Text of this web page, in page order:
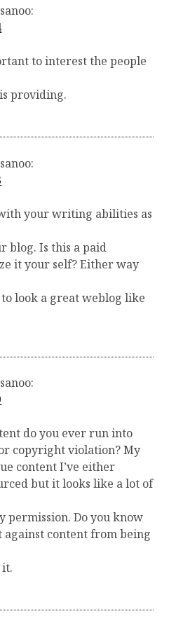
sanoo:
to interest the people
providing.
sanoo:
your writing abilities as
blog. Is this a paid
it your self? Either way
look a great weblog like
sanoo:
do you ever run into
copyright violation? My
content I’ve either
but it looks like a lot of
permission. Do you know
against content from being